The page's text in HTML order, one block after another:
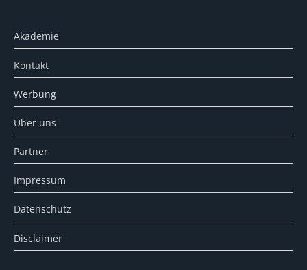
Akademie
Kontakt
Werbung
Über uns
Partner
Impressum
Datenschutz
Disclaimer